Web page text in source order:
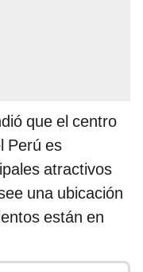
que el centro
Perú es
atractivos
una ubicación
están en